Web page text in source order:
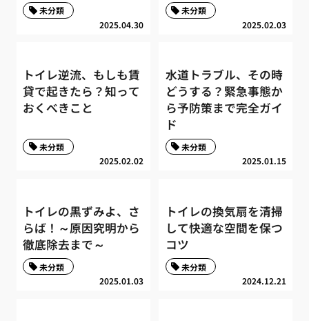
2025.04.30
未分類
2025.02.03
未分類
トイレ逆流、もしも賃
貸で起きたら？知って
おくべきこと
2025.02.02
未分類
水道トラブル、その時
どうする？緊急事態か
ら予防策まで完全ガイ
ド
2025.01.15
未分類
トイレの黒ずみよ、さ
らば！～原因究明から
徹底除去まで～
2025.01.03
未分類
トイレの換気扇を清掃
して快適な空間を保つ
コツ
2024.12.21
未分類